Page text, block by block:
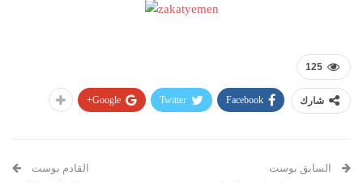
125
شارك Facebook
Twitter
Google+
السابق بوست القادم بوست